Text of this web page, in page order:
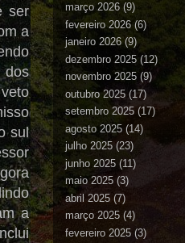
ser
a
dos
sul
a
março 2026 (9)
fevereiro 2026 (6)
janeiro 2026(9)
dezembro 2025 (12)
novembro 2025 (9)
outubro 2025 (17)
setembro 2025 (17)
agosto 2025 (14)
julho 2025 (23)
junho 2025 (11)
maio 2025 (3)
abril 2025 (7)
março 2025 (4)
fevereiro 2025 (3)